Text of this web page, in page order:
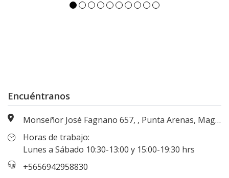
Encuéntranos
Monseñor José Fagnano 657, , Punta Arenas, Magallanes, Chile
Horas de trabajo:
Lunes a Sábado 10:30-13:00 y 15:00-19:30 hrs
+5656942958830